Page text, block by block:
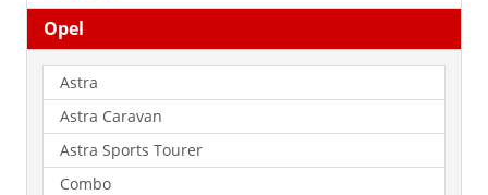
Opel
Astra
Astra Caravan
Astra Sports Tourer
Combo